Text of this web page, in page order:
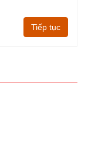
Tiếp tục